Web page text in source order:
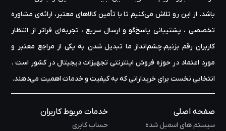
باشد. از این رو تلاش می‌کنیم تا با تأمین کالاهای معتبر، ارائه‌ی مشاوره‌
تخصصی ، پشتیبانی پاسخ‌گو و ارسال سریع ، تجربه‌ای فراتر از انتظار
کاربران رقم بزنیم.چشم‌انداز ما تبدیل شدن به یکی از مراجع معتبر و
مورد اعتماد در حوزه‌ فروش اینترنتی تجهیزات دیجیتال در کشور است .
انتخابی نخست برای خریدارانی که به کیفیت و خدمات اهمیت می‌دهند.
صفحه اصلی
سیستم های اسمبل شده
خدمات مربوط کاربران
حساب کابری